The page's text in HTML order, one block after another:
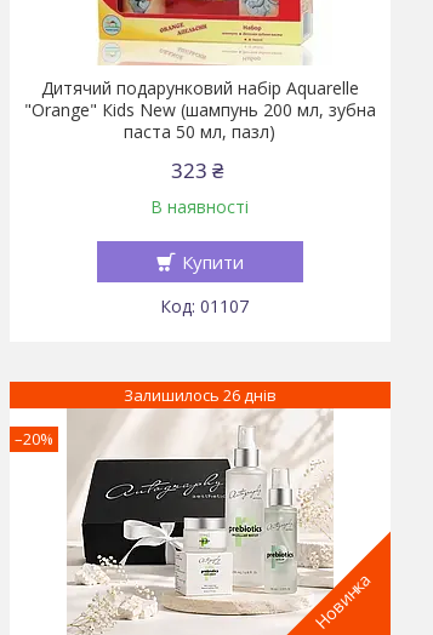
Дитячий подарунковий набір Aquarelle
"Orange" Кids New (шампунь 200 мл, зубна
паста 50 мл, пазл)
323 ₴
В наявності
Купити
01107
Новинка
–20%
Залишилось 26 днів